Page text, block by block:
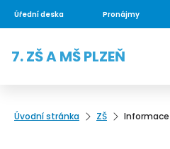
Úřední deska Pronájmy
7. ZŠ A MŠ PLZEŇ
Úvodní stránka ZŠ Informace